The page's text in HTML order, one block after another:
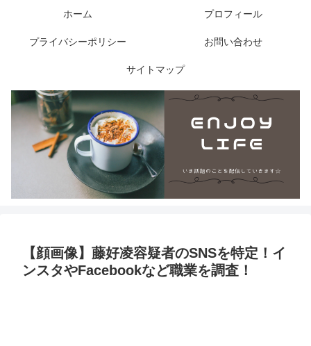
ホーム プロフィール
プライバシーポリシー お問い合わせ
サイトマップ
【顔画像】藤好凌容疑者のSNSを特定！イ
ンスタやFacebookなど職業を調査！